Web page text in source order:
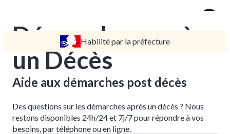
DEVIS
DÉMARCHES
TRANSPORT
ORGANISATION / PRÉPARATION
Habilité par la préfecture
Démarches après
un Décès
Aide aux démarches post décès
Des questions sur les démarches après un décès ? Nous
restons disponibles 24h/24 et 7j/7 pour répondre à vos
besoins, par téléphone ou en ligne.